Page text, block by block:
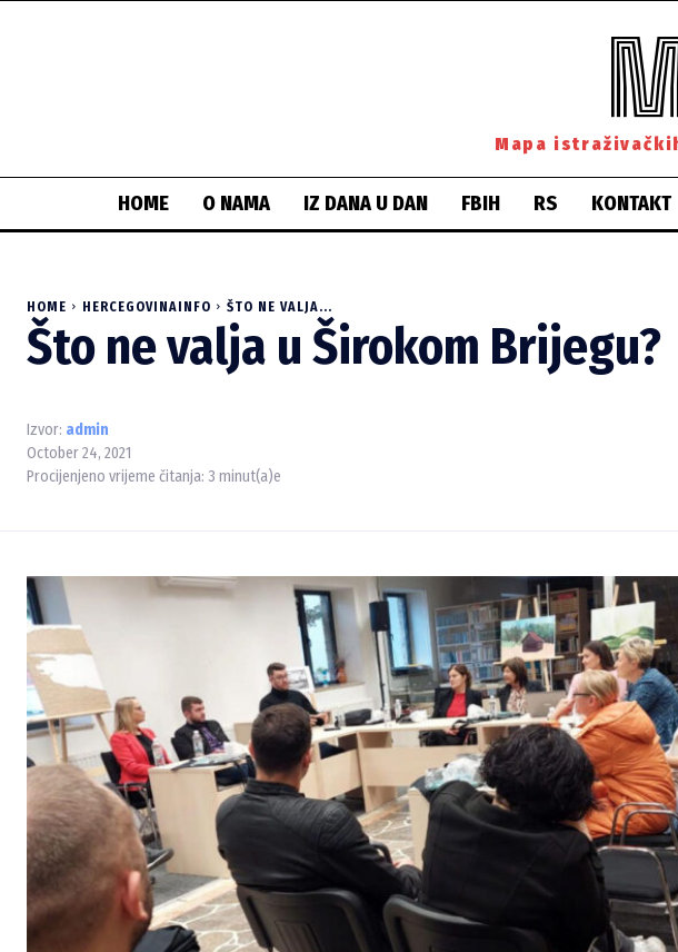
Mapa
HOME O NAMA IZ DANA U DAN FBIH RS KONTAKT
HOME HERCEGOVINAINFO ŠTO NE VALJA...
Što ne valja u Širokom Brijegu?
Izvor: admin
October 24, 2021
Procijenjeno vrijeme čitanja: 3 minut(a)e